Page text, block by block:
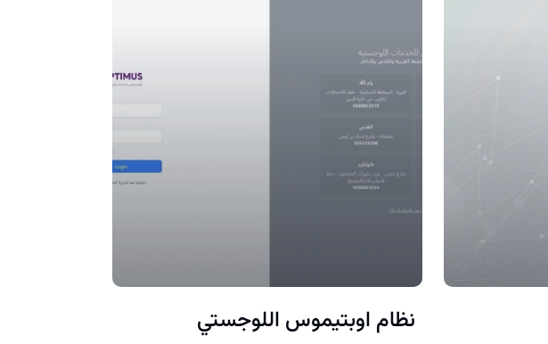
نظام اوبتيموس اللوجستي